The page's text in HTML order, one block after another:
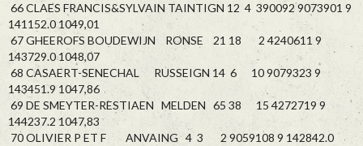
66 CLAES FRANCIS&SYLVAIN TAINTIGN 12 4 390092 9073901 9
141152.0 1049,01
67 GHEEROFS BOUDEWIJN RONSE 21 18 2 4240611 9
143729.0 1048,07
68 CASAERT-SENECHAL RUSSEIGN 14 6 10 9079323 9
143451.9 1047,86
69 DE SMEYTER-RESTIAEN MELDEN 65 38 15 4272719 9
144237.2 1047,83
70 OLIVIER P ET F ANVAING 4 3 2 9059108 9 142842.0